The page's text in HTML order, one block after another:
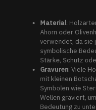
Material:
Ahorn oder
verwendet, da sie
symbolische
Stärke, Schutz
Gravuren: Viele
mit kleinen
Symbolen wie
Wellen graviert,
Bedeutung zu